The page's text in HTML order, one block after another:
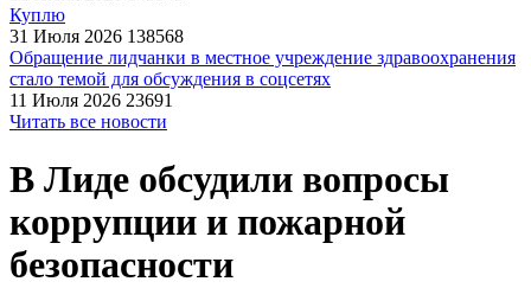
Куплю
31 Июля 2026 138568
Обращение лидчанки в местное учреждение здравоохранения
стало темой для обсуждения в соцсетях
11 Июля 2026 23691
Читать все новости
В Лиде обсудили вопросы
коррупции и пожарной
безопасности